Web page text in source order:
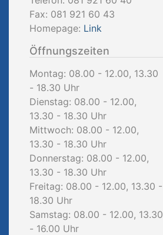
Fax: 081 921 60 43
Homepage: Link
Öffnungszeiten
Montag: 08.00 - 12.00, 13.30
- 18.30 Uhr
Dienstag: 08.00 - 12.00,
13.30 - 18.30 Uhr
Mittwoch: 08.00 - 12.00,
13.30 - 18.30 Uhr
Donnerstag: 08.00 - 12.00,
13.30 - 18.30 Uhr
Freitag: 08.00 - 12.00, 13.30 -
18.30 Uhr
Samstag: 08.00 - 12.00, 13.30
- 16.00 Uhr